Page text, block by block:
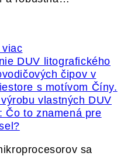
vlastných DUV
Čo to znamená pre
sa